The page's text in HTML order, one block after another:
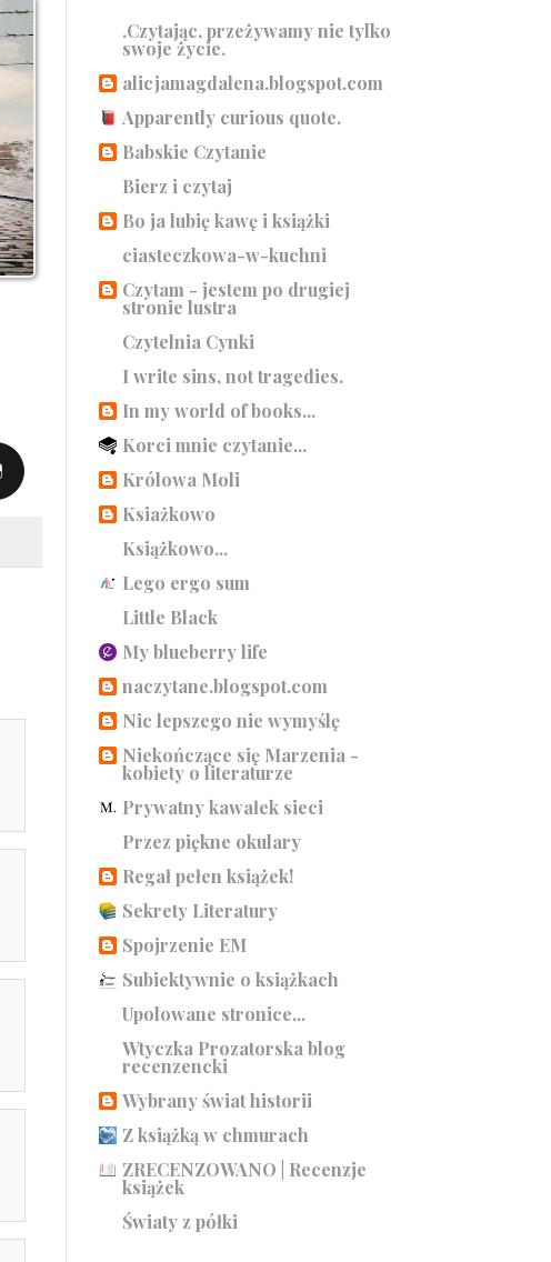
.Czytając, przeżywamy nie tylko
swoje życie.
alicjamagdalena.blogspot.com
Apparently curious quote.
Babskie Czytanie
Bierz i czytaj
Bo ja lubię kawę i książki
ciasteczkowa-w-kuchni
Czytam - jestem po drugiej
stronie lustra
Czytelnia Cynki
I write sins, not tragedies.
In my world of books...
Korci mnie czytanie...
Królowa Moli
Ksiażkowo
Książkowo...
Lego ergo sum
Little Black
My blueberry life
naczytane.blogspot.com
Nic lepszego nie wymyślę
Niekończące się Marzenia -
kobiety o literaturze
Prywatny kawałek sieci
Przez piękne okulary
Regał pełen książek!
Sekrety Literatury
Spojrzenie EM
Subiektywnie o książkach
Upolowane stronice...
Wtyczka Prozatorska blog
recenzencki
Wybrany świat historii
Z książką w chmurach
ZRECENZOWANO | Recenzje
książek
Światy z półki